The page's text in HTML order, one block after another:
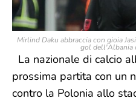
Mirlind Daku abbraccia con gioia
gol dell'Albania
La nazionale di calcio
prossima partita con un
contro la Polonia allo